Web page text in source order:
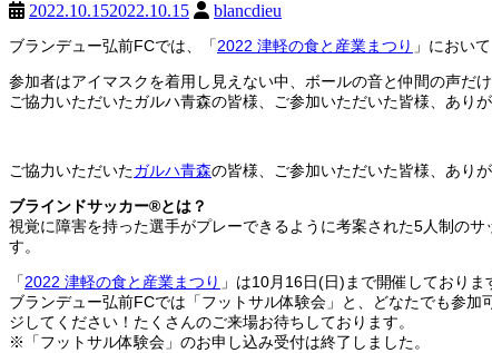
2022.10.152022.10.15 blancdieu
ブランデュー弘前FCでは、「2022 津軽の食と産業まつり 」におい
参加者はアイマスクを着用し見えない中、ボールの音と仲間の声だ
ご協力いただいたガルハ青森の皆様、ご参加いただいた皆様、ありが
ご協力いただいたガルハ青森の皆様、ご参加いただいた皆様、ありが
ブラインドサッカー®とは？
視覚に障害を持った選手がプレーできるように考案された5人制の
す。
「2022 津軽の食と産業まつり 」は10月16日(日)まで開催しておりま
ブランデュー弘前FCでは「フットサル体験会」と、どなたでも参
ジしてください！たくさんのご来場お待ちしております。
※「フットサル体験会」のお申し込み受付は終了しました。